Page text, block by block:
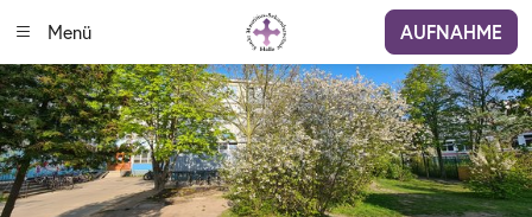
Menü AUFNAHME